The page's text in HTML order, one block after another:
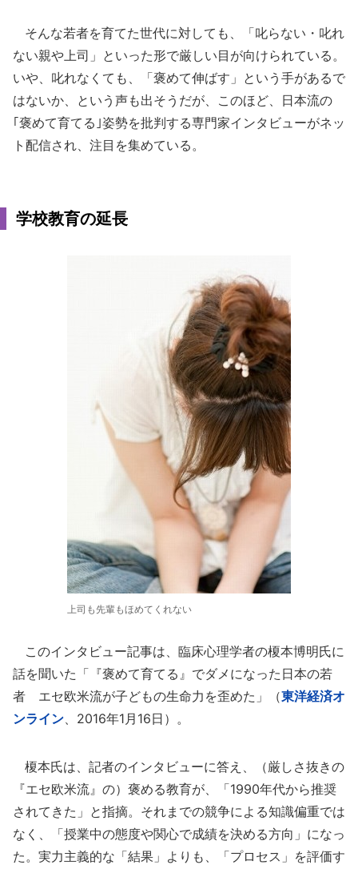
そんな若者を育てた世代に対しても、「叱らない・叱れ
ない親や上司」といった形で厳しい目が向けられている。
いや、叱れなくても、「褒めて伸ばす」という手があるで
はないか、という声も出そうだが、このほど、日本流の
｢褒めて育てる｣姿勢を批判する専門家インタビューがネッ
ト配信され、注目を集めている。
学校教育の延長
上司も先輩もほめてくれない
このインタビュー記事は、臨床心理学者の榎本博明氏に
話を聞いた「『褒めて育てる』でダメになった日本の若
者 エセ欧米流が子どもの生命力を歪めた」（東洋経済オ
ンライン、2016年1月16日）。
榎本氏は、記者のインタビューに答え、（厳しさ抜きの
『エセ欧米流』の）褒める教育が、「1990年代から推奨
されてきた」と指摘。それまでの競争による知識偏重では
なく、「授業中の態度や関心で成績を決める方向」になっ
た。実力主義的な「結果」よりも、「プロセス」を評価す